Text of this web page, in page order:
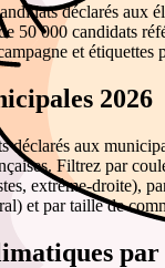
déclarés aux
50 000 candidats
et étiquettes
2026
déclarés aux
Filtrez par
extrême-droite),
et par taille de
par